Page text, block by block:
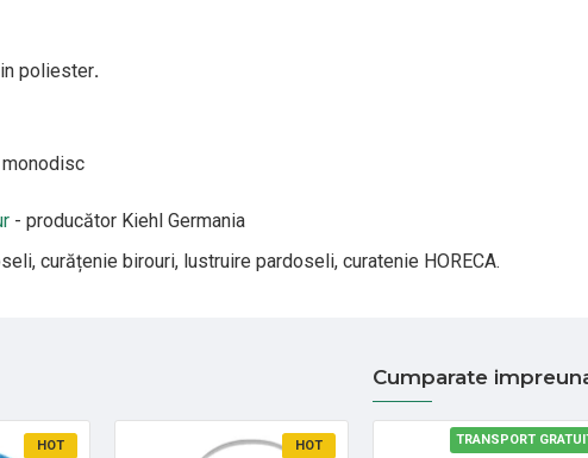
poliester.
- producător Kiehl Germania
curățenie birouri, lustruire pardoseli, curatenie HORECA.
HOT HOT HOT
Cumparate
TRANSPORT